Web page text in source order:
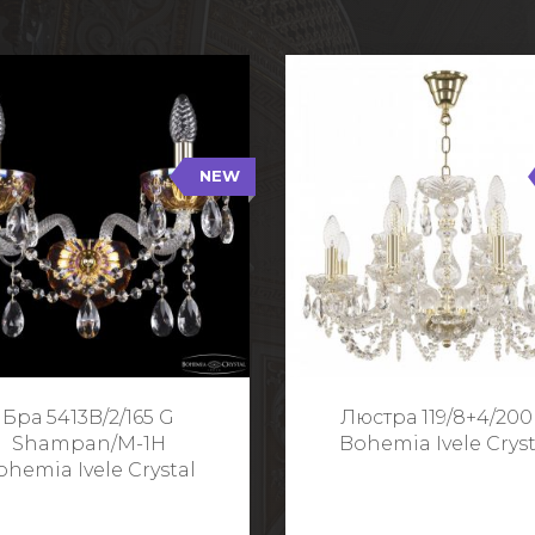
NEW
Бра 5413B/2/165 G
Shampan/M-1H
Ivele Crystal
2/165 G Shampan/M-1H
Тип: Хрустальные
арматуры: Золото/
Кол-во ламп: 2
Ширина: 35 см
Люстра 119/8+4/200
Bohemia Ivele
119/8+4/200 G
Тип: Стеклянный
Цвет арматуры:
Кол-во ламп:
Диаметр: 58